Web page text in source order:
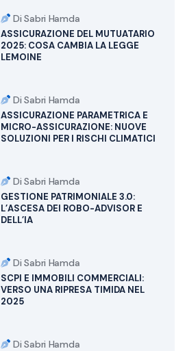
Di Sabri Hamda
ASSICURAZIONE DEL MUTUATARIO
2025: COSA CAMBIA LA LEGGE
LEMOINE
Di Sabri Hamda
ASSICURAZIONE PARAMETRICA E
MICRO-ASSICURAZIONE: NUOVE
SOLUZIONI PER I RISCHI CLIMATICI
Di Sabri Hamda
GESTIONE PATRIMONIALE 3.0:
L’ASCESA DEI ROBO-ADVISOR E
DELL’IA
Di Sabri Hamda
SCPI E IMMOBILI COMMERCIALI:
VERSO UNA RIPRESA TIMIDA NEL
2025
Di Sabri Hamda